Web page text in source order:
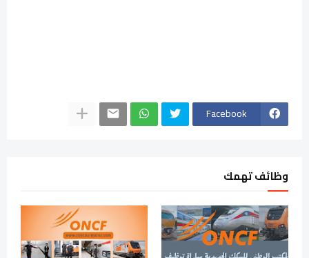
Facebook
وظائف تهمك